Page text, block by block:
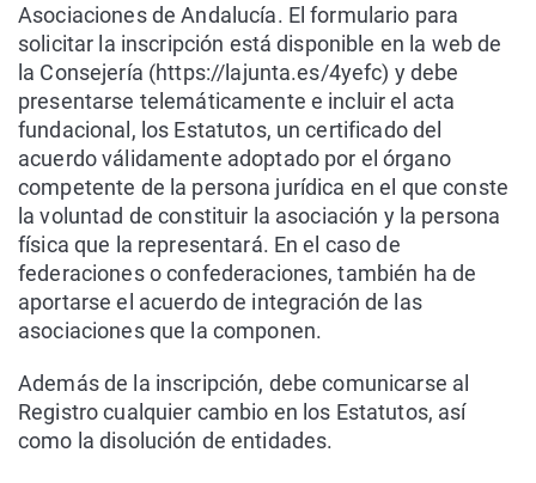
Asociaciones de Andalucía. El formulario para
solicitar la inscripción está disponible en la web de
la Consejería (https://lajunta.es/4yefc) y debe
presentarse telemáticamente e incluir el acta
fundacional, los Estatutos, un certificado del
acuerdo válidamente adoptado por el órgano
competente de la persona jurídica en el que conste
la voluntad de constituir la asociación y la persona
física que la representará. En el caso de
federaciones o confederaciones, también ha de
aportarse el acuerdo de integración de las
asociaciones que la componen.
Además de la inscripción, debe comunicarse al
Registro cualquier cambio en los Estatutos, así
como la disolución de entidades.